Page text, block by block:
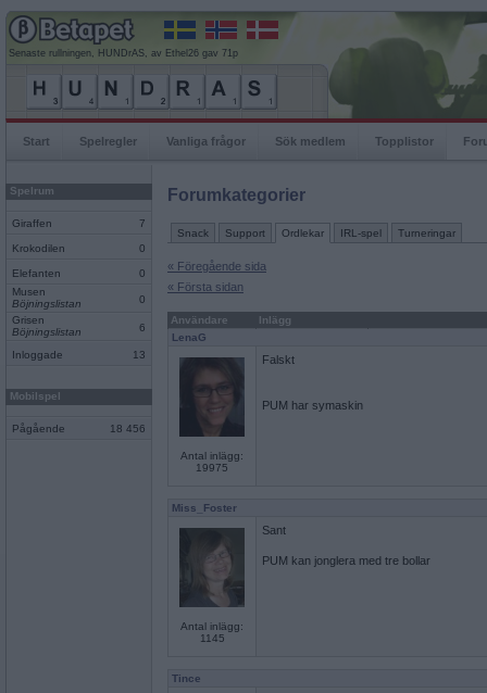
Senaste rullningen, HUNDrAS, av Ethel26 gav 71p
Start Spelregler Vanliga frågor Sök medlem Topplistor
Spelrum
Giraffen 7
Krokodilen 0
Elefanten
0
Musen
Böjningslistan
0
Grisen
Böjningslistan
6
Inloggade 13
Mobilspel
Pågående 18 456
Forumkategorier
Snack Support Ordlekar IRL-spel Turneringar
« Föregående sida
« Första sidan
Användare
Inlägg
LenaG
Antal inlägg:
19975
Falskt
PUM har symaskin
Miss_Foster
Antal inlägg:
1145
Sant
PUM kan jonglera med tre bollar
Tince